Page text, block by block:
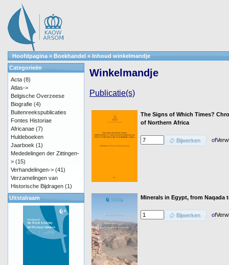
Hoofdpagina » Boekhandel » Inhoud winkelmandje
Winkelmandje
Publicatie(s)
The Signs of Which Times?
of Northern Africa
Bijwerken of
Minerals in Egypt, from Naqada
Bijwerken of
Categorieën
Acta (8)
Atlas->
Belgische Overzeese
Biografie (4)
Buitenreekspublicaties
Fontes Historiae
Africanae (7)
Huldeboeken
Jaarboek (1)
Mededelingen der Zittingen-
> (15)
Verhandelingen-> (41)
Verzamelingen van
Historische Bijdragen (1)
Uitstalraam